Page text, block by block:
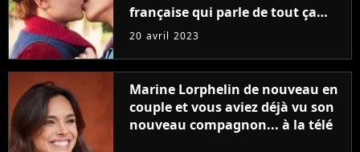
française qui parle de tout ça
sans être super ringarde
20 avril 2023
Marine Lorphelin de nouveau en
couple et vous aviez déjà vu son
nouveau compagnon... à la télé